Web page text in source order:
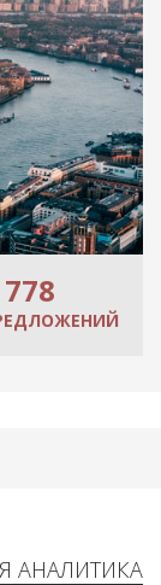
АНАЛИТИКА